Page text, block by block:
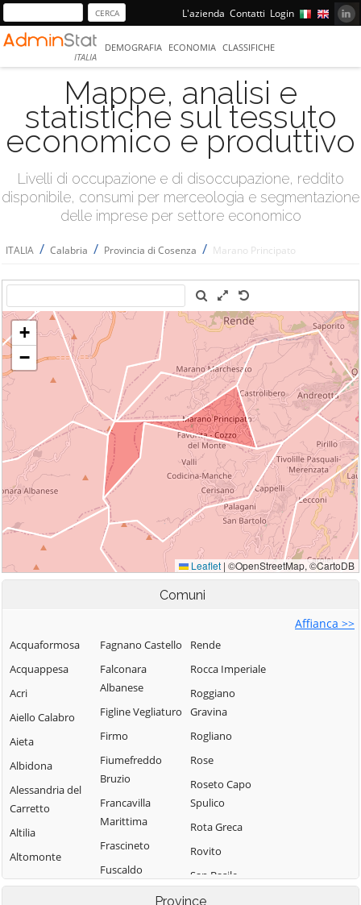
L'azienda Contatti Login
ITALIA
DEMOGRAFIA ECONOMIA CLASSIFICHE
Mappe, analisi e
statistiche sul tessuto
economico e produttivo
Livelli di occupazione e di disoccupazione, reddito
disponibile, consumi per merceologia e segmentazione
delle imprese per settore economico
ITALIA / Calabria / Provincia di Cosenza / Marano Principato
Comuni
Affianca >>
Acquaformosa
Acquappesa
Acri
Aiello Calabro
Aieta
Albidona
Alessandria del
Carretto
Altilia
Altomonte
Amantea
Fagnano Castello
Falconara
Albanese
Figline Vegliaturo
Firmo
Fiumefreddo
Bruzio
Francavilla
Marittima
Frascineto
Fuscaldo
Rende
Rocca Imperiale
Roggiano
Gravina
Rogliano
Rose
Roseto Capo
Spulico
Rota Greca
Rovito
San Basile
San Benedetto
Province